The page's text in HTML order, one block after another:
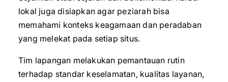
lokal juga disiapkan agar peziarah bisa
memahami konteks keagamaan dan peradaban
yang melekat pada setiap situs.
Tim lapangan melakukan pemantauan rutin
terhadap standar keselamatan, kualitas layanan,